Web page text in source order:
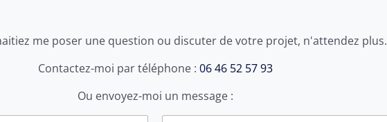
me poser une question ou discuter de votre projet, n'attendez plus.
Contactez-moi par téléphone : 06 46 52 57 93
Ou envoyez-moi un message :